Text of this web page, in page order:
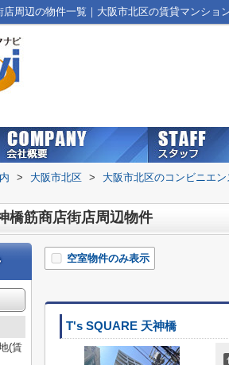
> 大阪市北区 > 大阪市北区のコンビニエン
橋筋商店街店周辺物件
空室物件のみ表示
T's SQUARE 天神橋
(賃